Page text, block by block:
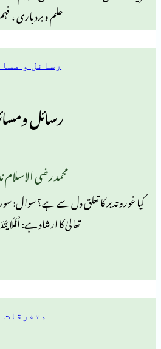
حلم و بردباری ،
رسائل و
رسائل
محمد رضی
تعالیٰ کا ارشاد ہے:
متفرقات